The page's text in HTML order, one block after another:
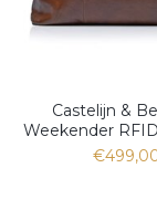
Castelijn &
Weekender